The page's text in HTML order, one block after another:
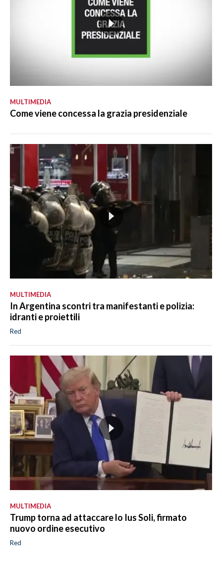
MULTIMEDIA
Come viene concessa la grazia presidenziale
MULTIMEDIA
In Argentina scontri tra manifestanti e polizia:
idranti e proiettili
Red
MULTIMEDIA
Trump torna ad attaccare lo Ius Soli, firmato
nuovo ordine esecutivo
Red